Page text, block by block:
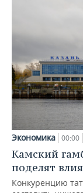
Экономика 00:00
Камский
поделят
Конкуренцию